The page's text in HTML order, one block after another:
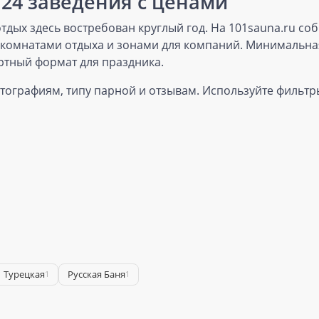
здесь востребован круглый год. На 101sauna.ru
отдыха и зонами для компаний.
формат для праздника.
типу парной и отзывам. Используйте
Турецкая1 Русская Баня1